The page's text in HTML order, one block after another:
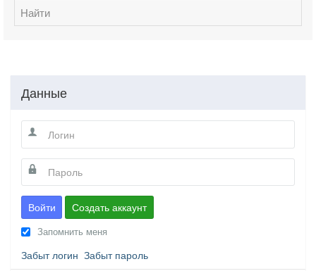
Найти
Данные
Войти Создать аккаунт
Запомнить меня
Забыт логин Забыт пароль